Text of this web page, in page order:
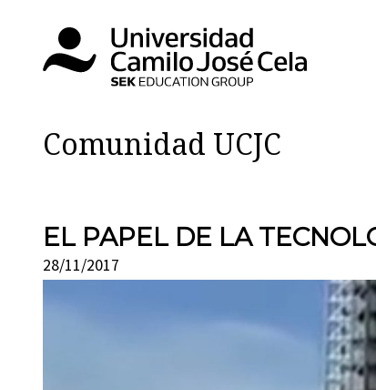
Comunidad UCJC
EL PAPEL DE LA
28/11/2017